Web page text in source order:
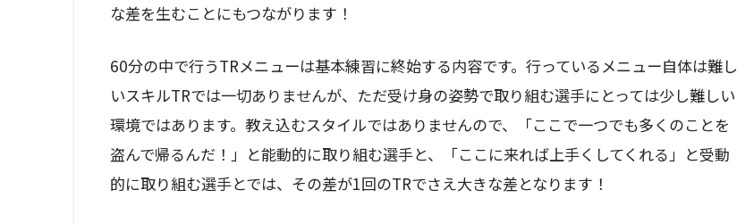
な差を生むことにもつながります！
60分の中で行うTRメニューは基本練習に終始する内容です。行っているメニュー自体は難し
いスキルTRでは一切ありませんが、ただ受け身の姿勢で取り組む選手にとっては少し難しい
環境ではあります。教え込むスタイルではありませんので、「ここで一つでも多くのことを
盗んで帰るんだ！」と能動的に取り組む選手と、「ここに来れば上手くしてくれる」と受動
的に取り組む選手とでは、その差が1回のTRでさえ大きな差となります！